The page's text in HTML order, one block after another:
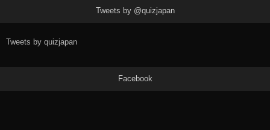
Tweets by @quizjapan
Tweets by quizjapan
Facebook